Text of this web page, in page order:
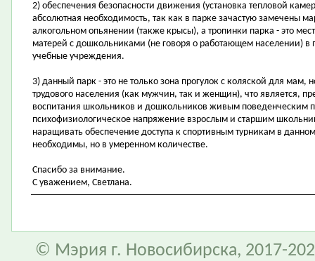
2) обеспечения безопасности движения (установка тепловой
абсолютная необходимость, так как в парке зачастую замечены
алкогольном опьянении (также крысы), а тропинки парка - это
матерей с дошкольниками (не говоря о работающем населении) в
учебные учреждения.
3) данный парк - это не только зона прогулок с коляской для мам,
трудового населения (как мужчин, так и женщин), что является,
воспитания школьников и дошкольников живым поведенческим
психофизиологическое напряжение взрослым и старшим
наращивать обеспечение доступа к спортивным турникам в
необходимы, но в умеренном количестве.
Спасибо за внимание.
С уважением, Светлана.
© Мэрия г. Новосибирска, 2017-